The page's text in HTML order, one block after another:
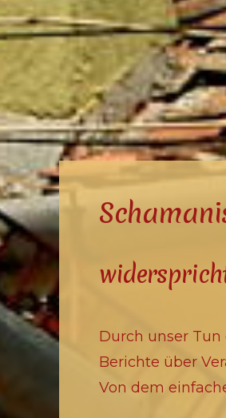
Durch unser
Berichte über
Von dem